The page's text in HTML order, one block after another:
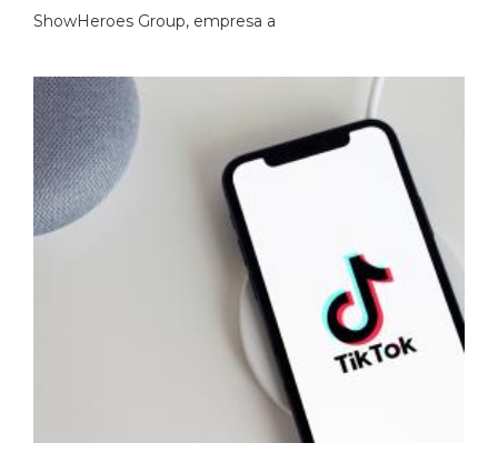
ShowHeroes Group, empresa a